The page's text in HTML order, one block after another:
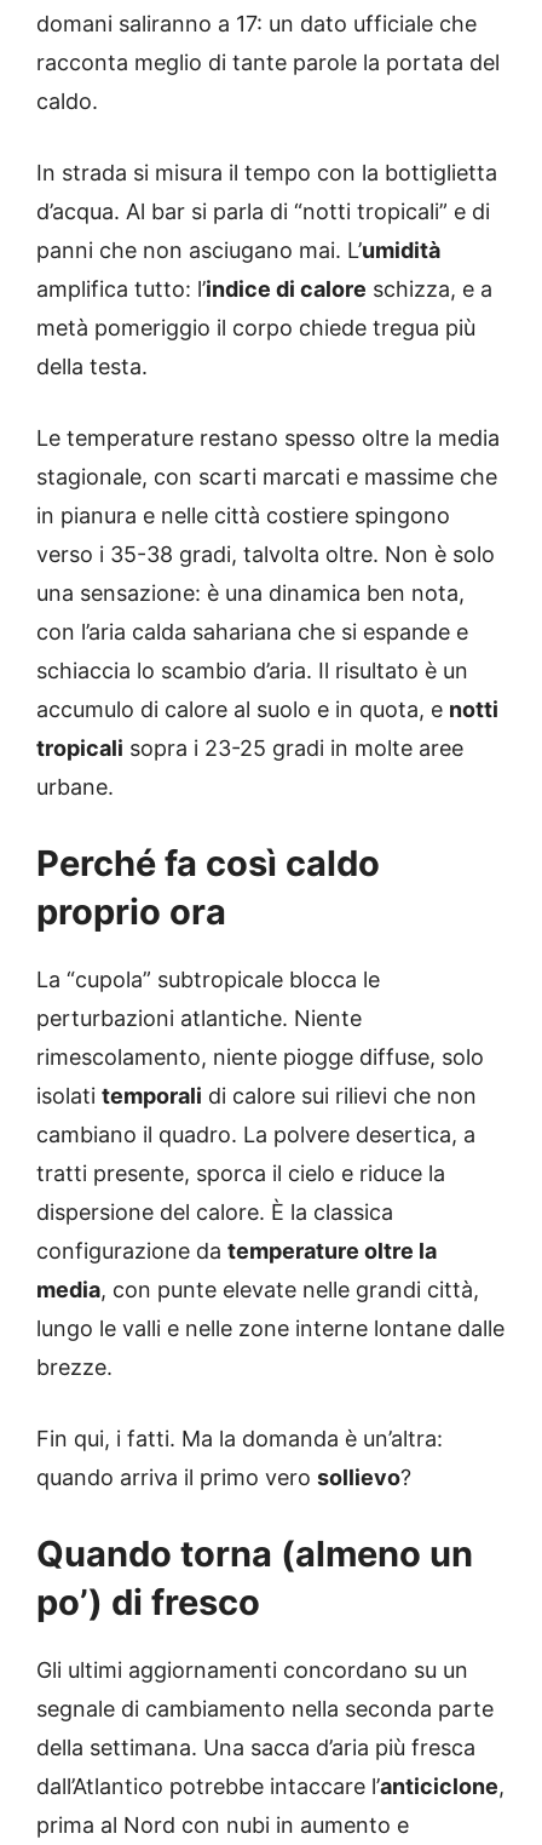
domani saliranno a 17: un dato ufficiale che
racconta meglio di tante parole la portata del
caldo.
In strada si misura il tempo con la bottiglietta
d’acqua. Al bar si parla di “notti tropicali” e di
panni che non asciugano mai. L’umidità
amplifica tutto: l’indice di calore schizza, e a
metà pomeriggio il corpo chiede tregua più
della testa.
Le temperature restano spesso oltre la media
stagionale, con scarti marcati e massime che
in pianura e nelle città costiere spingono
verso i 35-38 gradi, talvolta oltre. Non è solo
una sensazione: è una dinamica ben nota,
con l’aria calda sahariana che si espande e
schiaccia lo scambio d’aria. Il risultato è un
accumulo di calore al suolo e in quota, e notti
tropicali sopra i 23-25 gradi in molte aree
urbane.
Perché fa così caldo
proprio ora
La “cupola” subtropicale blocca le
perturbazioni atlantiche. Niente
rimescolamento, niente piogge diffuse, solo
isolati temporali di calore sui rilievi che non
cambiano il quadro. La polvere desertica, a
tratti presente, sporca il cielo e riduce la
dispersione del calore. È la classica
configurazione da temperature oltre la
media, con punte elevate nelle grandi città,
lungo le valli e nelle zone interne lontane dalle
brezze.
Fin qui, i fatti. Ma la domanda è un’altra:
quando arriva il primo vero sollievo?
Quando torna (almeno un
po’) di fresco
Gli ultimi aggiornamenti concordano su un
segnale di cambiamento nella seconda parte
della settimana. Una sacca d’aria più fresca
dall’Atlantico potrebbe intaccare l’anticiclone,
prima al Nord con nubi in aumento e